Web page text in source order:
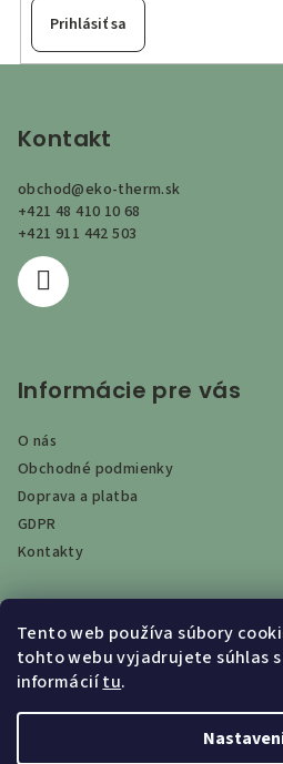
Tento web používa súbory
tohto webu vyjadrujete súhlas
informáciítu.
Prihlásiť sa
Kontakt
obchod@eko-therm.sk
+421 48 410 10 68
+421 911 442 503
Informácie pre vás
O nás
Obchodné podmienky
Doprava a platba
GDPR
Kontakty
Vyhľadávanie
Hľadať